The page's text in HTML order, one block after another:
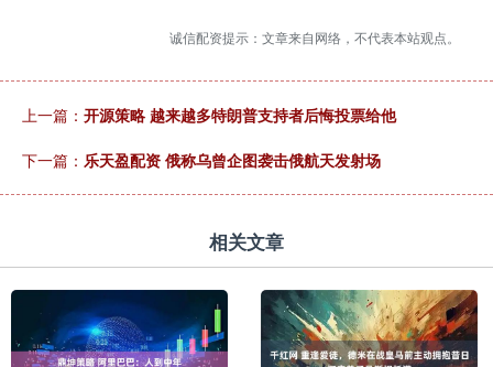
诚信配资提示：文章来自网络，不代表本站观点。
上一篇： 开源策略 越来越多特朗普支持者后悔投票给他
下一篇： 乐天盈配资 俄称乌曾企图袭击俄航天发射场
相关文章